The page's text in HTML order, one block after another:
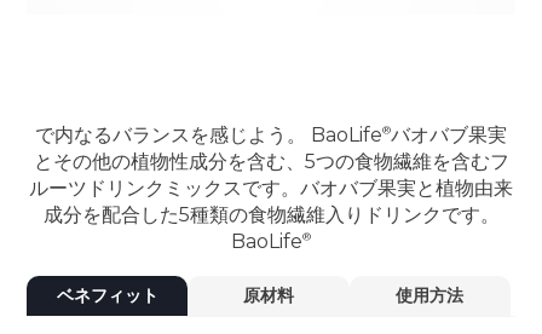
で内なるバランスを感じよう。 BaoLife バオバブ果実
とその他の植物性成分を含む、5つの食物繊維を含むフ
ルーツドリンクミックスです。バオバブ果実と植物由来
成分を配合した5種類の食物繊維入りドリンクです。
BaoLife
ベネフィット 原材料 使用方法